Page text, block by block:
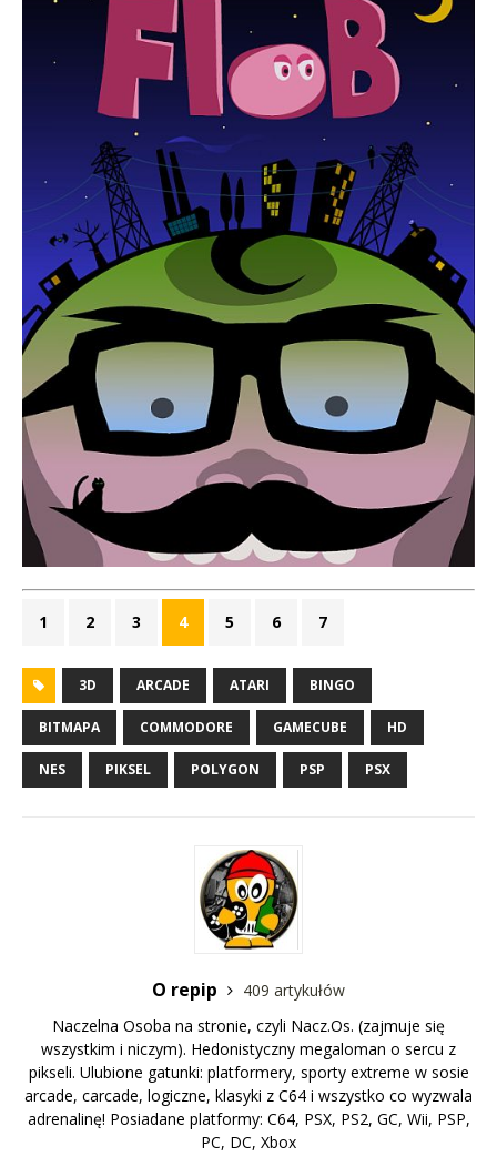
1 2 3 4 5 6 7
3D ARCADE ATARI BINGO
BITMAPA COMMODORE GAMECUBE HD
NES PIKSEL POLYGON PSP PSX
O repip
409 artykułów
Naczelna Osoba na stronie, czyli Nacz.Os. (zajmuje się
wszystkim i niczym). Hedonistyczny megaloman o sercu z
pikseli. Ulubione gatunki: platformery, sporty extreme w sosie
arcade, carcade, logiczne, klasyki z C64 i wszystko co wyzwala
adrenalinę! Posiadane platformy: C64, PSX, PS2, GC, Wii, PSP,
PC, DC, Xbox